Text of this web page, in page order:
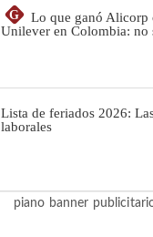
G
Lo que ganó Alicorp
Unilever en Colombia: no
Lista de feriados 2026:
laborales